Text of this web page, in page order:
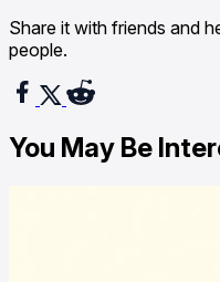
Share it with friends and
people.
You May Be